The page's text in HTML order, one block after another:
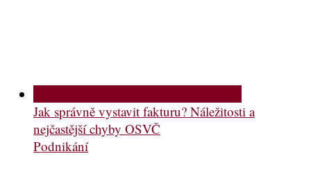
Jak správně vystavit fakturu? Náležitosti a
nejčastější chyby OSVČ
Podnikání